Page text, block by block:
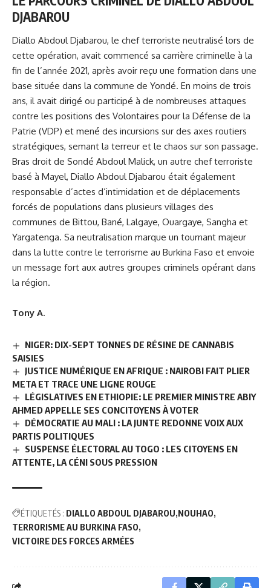
DJABAROU
Diallo Abdoul Djabarou, le chef terroriste neutralisé lors de
cette opération, avait commencé sa carrière criminelle à la
fin de l’année 2021, après avoir reçu une formation dans une
base située dans la commune de Yondé. En moins de trois
ans, il avait dirigé ou participé à de nombreuses attaques
contre les positions des Volontaires pour la Défense de la
Patrie (VDP) et mené des incursions sur des axes routiers
stratégiques, semant la terreur et le chaos sur son passage.
Bras droit de Sondé Abdoul Malick, un autre chef terroriste
basé à Mayel, Diallo Abdoul Djabarou était également
responsable d’actes d’intimidation et de déplacements
forcés de populations dans plusieurs villages des
communes de Bittou, Bané, Lalgaye, Ouargaye, Sangha et
Yargatenga. Sa neutralisation marque un tournant majeur
dans la lutte contre le terrorisme au Burkina Faso et envoie
un message fort aux autres groupes criminels opérant dans
la région.
Tony A.
NIGER: DIX-SEPT TONNES DE RÉSINE DE CANNABIS
SAISIES
JUSTICE NUMÉRIQUE EN AFRIQUE : NAIROBI FAIT PLIER
META ET TRACE UNE LIGNE ROUGE
LÉGISLATIVES EN ETHIOPIE: LE PREMIER MINISTRE ABIY
AHMED APPELLE SES CONCITOYENS À VOTER
DÉMOCRATIE AU MALI : LA JUNTE REDONNE VOIX AUX
PARTIS POLITIQUES
SUSPENSE ÉLECTORAL AU TOGO : LES CITOYENS EN
ATTENTE, LA CÉNI SOUS PRESSION
ÉTIQUETÉS : DIALLO ABDOUL DJABAROU NOUHAO
TERRORISME AU BURKINA FASO
VICTOIRE DES FORCES ARMÉES